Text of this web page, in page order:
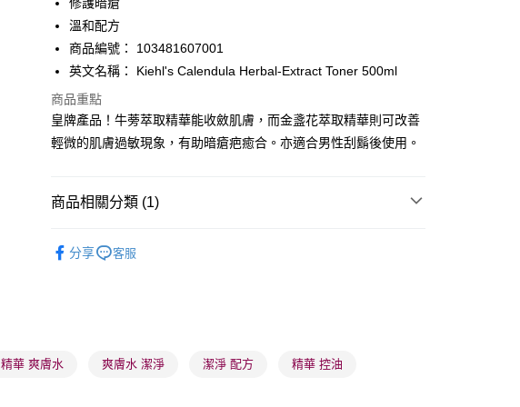
WeChat Pay
BoC Pay
送貨方式
順豐自助櫃 - 確認發貨後1-3個工作天送達
順豐站及營業點 - 確認發貨後1-3個工作天送達
確認發貨後1-3 工作天送達，訂單將隨機分配至SF順豐速運或京東
取。逾期會取消訂單，並不會安排重寄
溫和配方
商品編號： 103481607001
英文名稱： Kiehl's Calendula Herbal-Extract Toner 500ml
商品重點
皇牌產品！牛蒡萃取精華能收斂肌膚，而金盞花萃取精華則可改善
輕微的肌膚過敏現象，有助暗瘡疤癒合。亦適合男性刮鬍後使用。
商品相關分類 (1)
分享
客服
精華 爽膚水 爽膚水 潔淨 潔淨 配方 精華 控油